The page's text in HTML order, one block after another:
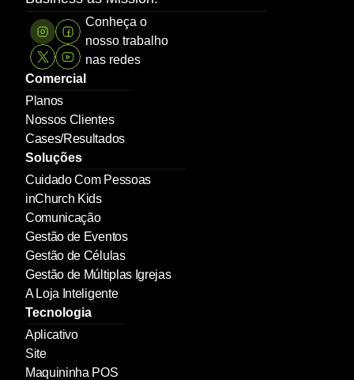
Conheça o
nosso trabalho
nas redes
Comercial
Planos
Nossos Clientes
Cases/Resultados
Soluções
Cuidado Com Pessoas
inChurch Kids
Comunicação
Gestão de Eventos
Gestão de Células
Gestão de Múltiplas Igrejas
A Loja Inteligente
Tecnologia
Aplicativo
Site
Maquininha POS